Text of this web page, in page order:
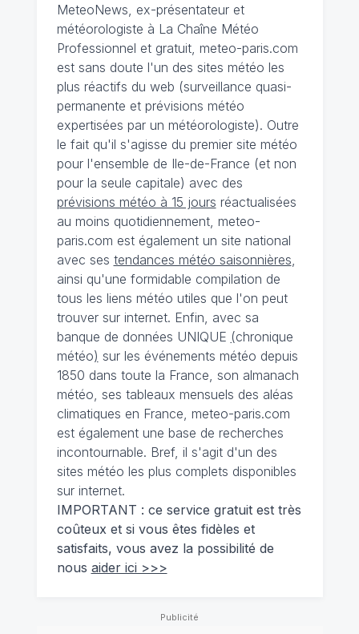
MeteoNews, ex-présentateur et
météorologiste à La Chaîne Météo
Professionnel et gratuit, meteo-paris.com
est sans doute l'un des sites météo les
plus réactifs du web (surveillance quasi-
permanente et prévisions météo
expertisées par un météorologiste). Outre
le fait qu'il s'agisse du premier site météo
pour l'ensemble de Ile-de-France (et non
pour la seule capitale) avec des
prévisions météo à 15 jours réactualisées
au moins quotidiennement, meteo-
paris.com est également un site national
avec ses tendances météo saisonnières
ainsi qu'une formidable compilation de
tous les liens météo utiles que l'on peut
trouver sur internet. Enfin, avec sa
banque de données UNIQUE (chronique
météo) sur les événements météo depuis
1850 dans toute la France, son almanach
météo, ses tableaux mensuels des aléas
climatiques en France, meteo-paris.com
est également une base de recherches
incontournable. Bref, il s'agit d'un des
sites météo les plus complets disponibles
sur internet.
IMPORTANT : ce service gratuit est très
coûteux et si vous êtes fidèles et
satisfaits, vous avez la possibilité de
nous aider ici >>>